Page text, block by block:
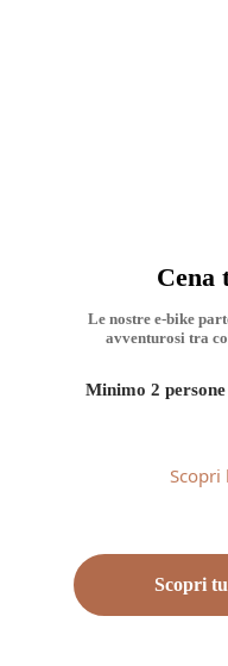
Cena
Scopri
Minimo 2
Le nostre e-bike
avventurosi tra
Scopri